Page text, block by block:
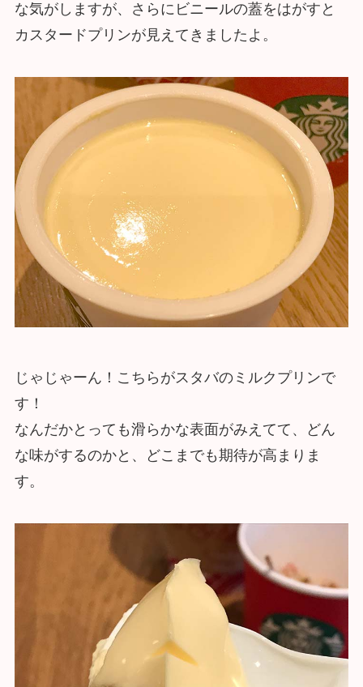
な気がしますが、さらにビニールの蓋をはがすと
カスタードプリンが見えてきましたよ。
じゃじゃーん！こちらがスタバのミルクプリンで
す！
なんだかとっても滑らかな表面がみえてて、どん
な味がするのかと、どこまでも期待が高まりま
す。